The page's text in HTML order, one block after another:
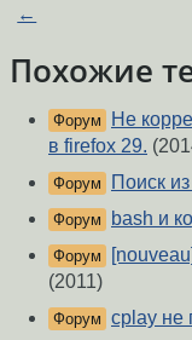
←
Похожие
Форум
Не
в firefox 29.
Форум Поиск
Форум bash и
Форум
(2011)
Форум cplay не